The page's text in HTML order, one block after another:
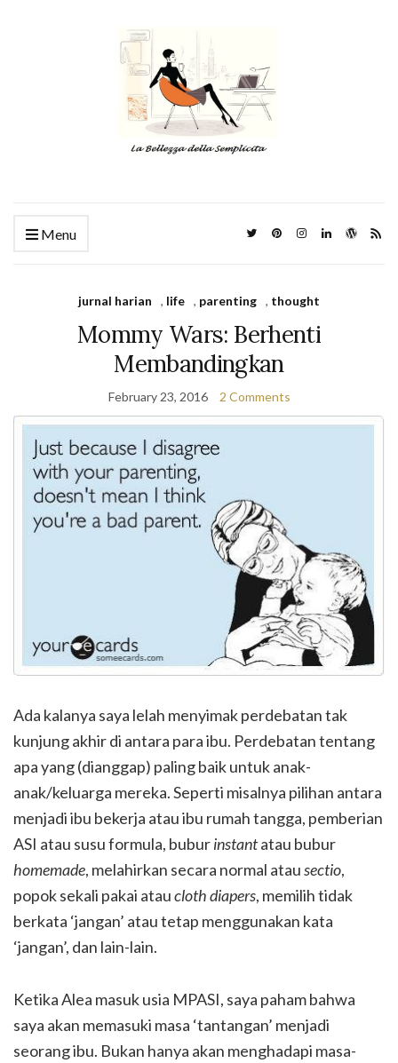
Menu
jurnal harian , life , parenting , thought
Mommy Wars: Berhenti
Membandingkan
February 23, 2016 2 Comments
Ada kalanya saya lelah menyimak perdebatan tak
kunjung akhir di antara para ibu. Perdebatan tentang
apa yang (dianggap) paling baik untuk anak-
anak/keluarga mereka. Seperti misalnya pilihan antara
menjadi ibu bekerja atau ibu rumah tangga, pemberian
ASI atau susu formula, buburinstantatau bubur
homemade, melahirkan secara normal atausectio,
popok sekali pakai ataucloth diapers, memilih tidak
berkata ‘jangan’ atau tetap menggunakan kata
‘jangan’, dan lain-lain.
Ketika Alea masuk usia MPASI, saya paham bahwa
saya akan memasuki masa ‘tantangan’ menjadi
seorang ibu. Bukan hanya akan menghadapi masa-